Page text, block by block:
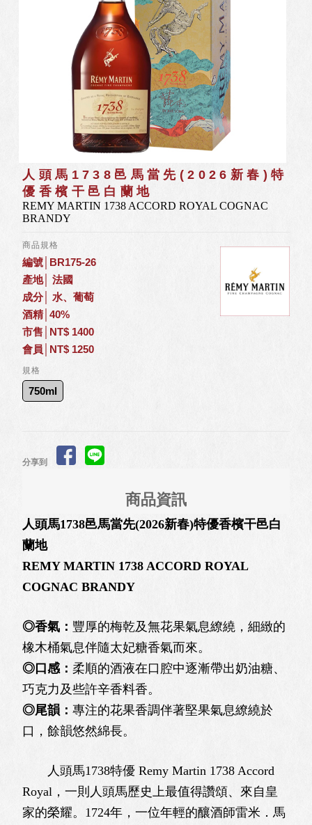
人頭馬1738邑馬當先(2026新春)特
優香檳干邑白蘭地
REMY MARTIN 1738 ACCORD ROYAL COGNAC
BRANDY
商品規格
編號│BR175-26
產地│ 法國
成分│ 水、葡萄
酒精│40%
市售│NT$ 1400
會員│NT$ 1250
規格
750ml
分享到
商品資訊
人頭馬1738邑馬當先(2026新春)特優香檳干邑白
蘭地
REMY MARTIN 1738 ACCORD ROYAL
COGNAC BRANDY
◎香氣： 豐厚的梅乾及無花果氣息繚繞，細緻的
橡木桶氣息伴隨太妃糖香氣而來。
◎口感：柔順的酒液在口腔中逐漸帶出奶油糖、
巧克力及些許辛香料香。
◎尾韻：專注的花果香調伴著堅果氣息繚繞於
口，餘韻悠然綿長。
人頭馬1738特優 Remy Martin 1738 Accord
Royal，一則人頭馬歷史上最值得讚頌、來自皇
家的榮耀。1724年，一位年輕的釀酒師雷米．馬